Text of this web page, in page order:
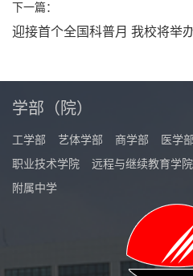
下一篇：
迎接首个全国科普月 我校将举
学部（院）
工学部 艺体学部 商学部 医学部
职业技术学院
远程与继续教育学院
附属中学